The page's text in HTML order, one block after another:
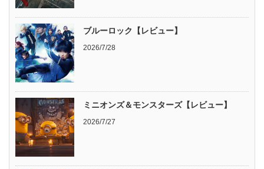
ブルーロック【レビュー】
2026/7/28
ミニオンズ＆モンスターズ【レビュー】
2026/7/27